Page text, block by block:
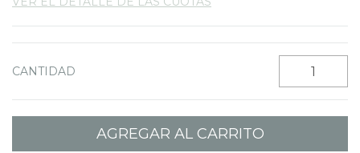
CANTIDAD